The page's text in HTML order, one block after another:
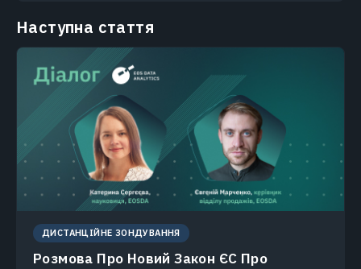
Наступна стаття
ДИСТАНЦІЙНЕ ЗОНДУВАННЯ
Розмова Про Новий Закон ЄС Про